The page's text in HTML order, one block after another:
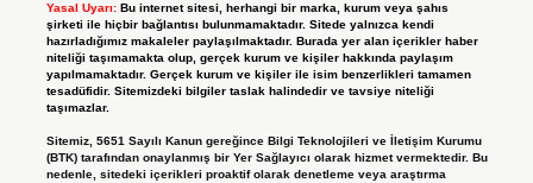
Yasal Uyarı: Bu internet sitesi, herhangi bir marka, kurum veya şahıs
şirketi ile hiçbir bağlantısı bulunmamaktadır. Sitede yalnızca kendi
hazırladığımız makaleler paylaşılmaktadır. Burada yer alan içerikler haber
niteliği taşımamakta olup, gerçek kurum ve kişiler hakkında paylaşım
yapılmamaktadır. Gerçek kurum ve kişiler ile isim benzerlikleri tamamen
tesadüfidir. Sitemizdeki bilgiler taslak halindedir ve tavsiye niteliği
taşımazlar.
Sitemiz, 5651 Sayılı Kanun gereğince Bilgi Teknolojileri ve İletişim Kurumu
(BTK) tarafından onaylanmış bir Yer Sağlayıcı olarak hizmet vermektedir. Bu
nedenle, sitedeki içerikleri proaktif olarak denetleme veya araştırma